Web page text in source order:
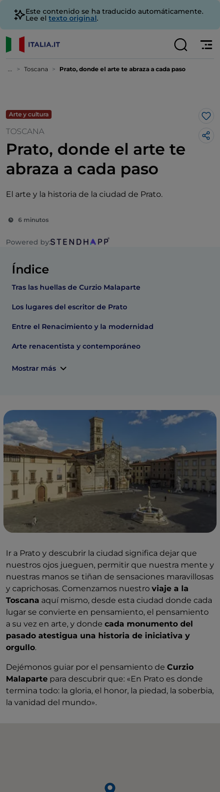
Este contenido se ha traducido automáticamente.
Lee el texto original.
... Toscana Prato, donde el arte te abraza a cada paso
Arte y cultura
TOSCANA
Prato, donde el arte te
abraza a cada paso
El arte y la historia de la ciudad de Prato.
6 minutos
Powered by:
Me
Índice
Tras las huellas de Curzio Malaparte
Los lugares del escritor de Prato
Entre el Renacimiento y la modernidad
Arte renacentista y contemporáneo
Mostrar más
Ir a Prato y descubrir la ciudad significa dejar que
nuestros ojos jueguen, permitir que nuestra mente y
nuestras manos se tiñan de sensaciones maravillosas
y caprichosas. Comenzamos nuestro viaje a la
Toscana aquí mismo, desde esta ciudad donde cada
lugar se convierte en pensamiento, el pensamiento
a su vez en arte, y donde cada monumento del
pasado atestigua una historia de iniciativa y
orgullo.
Dejémonos guiar por el pensamiento de Curzio
Malaparte para descubrir que: «En Prato es donde
termina todo: la gloria, el honor, la piedad, la soberbia,
la vanidad del mundo».